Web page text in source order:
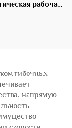
рабочая
гибочных
напрямую